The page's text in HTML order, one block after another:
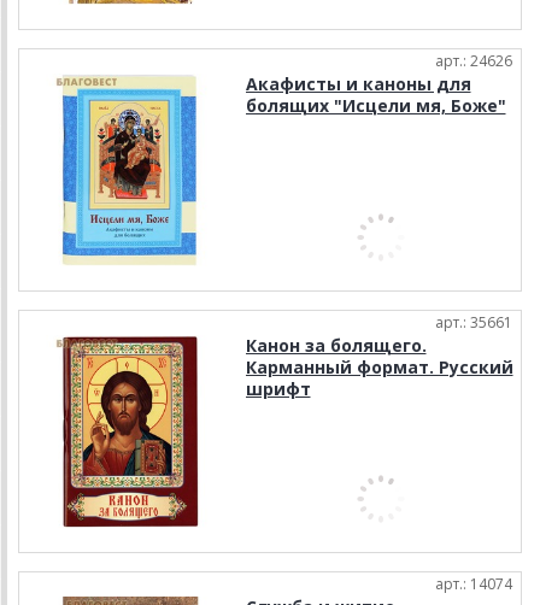
арт.: 24626
Акафисты и каноны для
болящих "Исцели мя, Боже"
арт.: 35661
Канон за болящего.
Карманный формат. Русский
шрифт
арт.: 14074